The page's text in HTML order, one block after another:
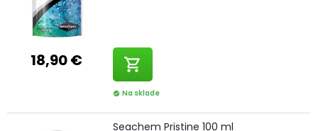
18,90 € shopping_cart
check_circle Na sklade
Seachem Pristine 100 ml